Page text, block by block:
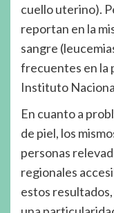
cuello uterino).
reportan en la
sangre
frecuentes en la
Instituto
En cuanto a
de piel, los
personas
regionales
estos